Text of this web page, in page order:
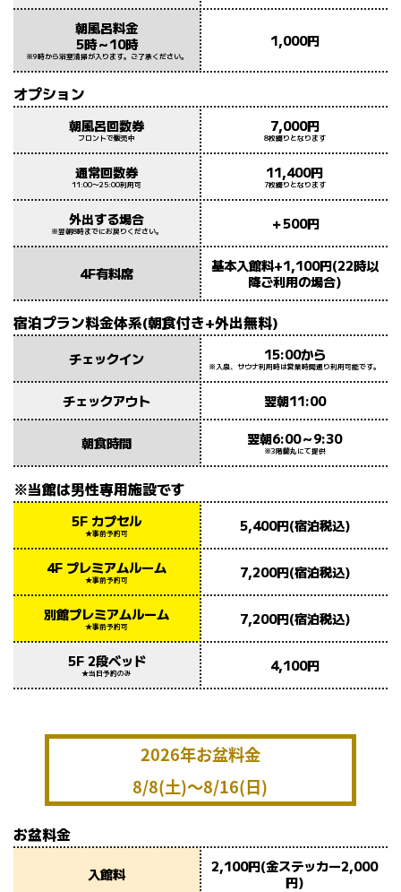
朝風呂料金
5時～10時
※9時から浴室清掃が入ります。ご了承ください。
1,000円
オプション
朝風呂回数券
フロントで販売中
7,000円
8枚綴りとなります
通常回数券
11:00〜25:00利用可
11,400円
7枚綴りとなります
外出する場合
※翌朝8時までにお戻りください。 ＋500円
4F有料席
基本入館料+1,100円(22時以
降ご利用の場合)
宿泊プラン料金体系(朝食付き+外出無料)
チェックイン 15:00から
※入泉、サウナ利用時は営業時間通り利用可能です。
チェックアウト 翌朝11:00
朝食時間 翌朝6:00～9:30
※3階蘭丸にて提供
※当館は男性専用施設です
5F カプセル
★事前予約可 5,400円(宿泊税込)
4F プレミアムルーム
★事前予約可 7,200円(宿泊税込)
別館プレミアムルーム
★事前予約可 7,200円(宿泊税込)
5F 2段ベッド
★当日予約のみ 4,100円
2026年お盆料金
8/8(土)〜8/16(日)
お盆料金
入館料
2,100円(金ステッカー2,000
円)